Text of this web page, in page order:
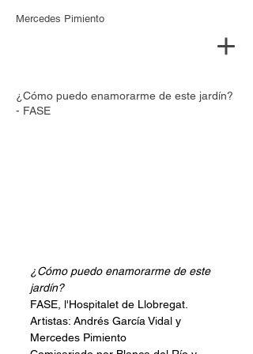
Mercedes Pimiento
¿Cómo puedo enamorarme de este jardín?
- FASE
¿Cómo puedo enamorarme de este
jardín?
FASE, l'Hospitalet de Llobregat.
Artistas: Andrés García Vidal y
Mercedes Pimiento